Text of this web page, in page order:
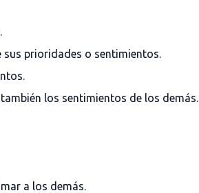
sus prioridades o sentimientos.
los sentimientos de los demás.
a los demás.